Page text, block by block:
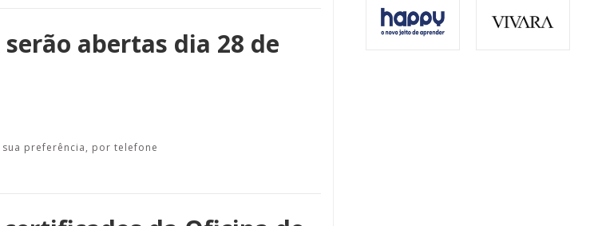
abertas dia 28 de
preferência, por telefone